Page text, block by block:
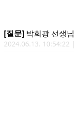
[질문] 박희광 선생
2024.06.13. 10:54:22